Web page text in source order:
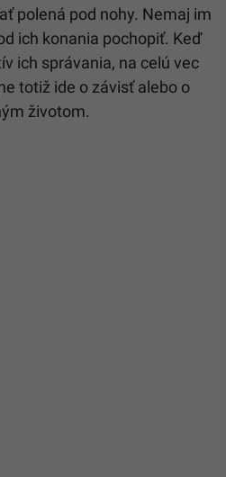
polená pod nohy. Nemaj im
ich konania pochopiť. Keď
ich správania, na celú vec
totiž ide o závisť alebo o
životom.